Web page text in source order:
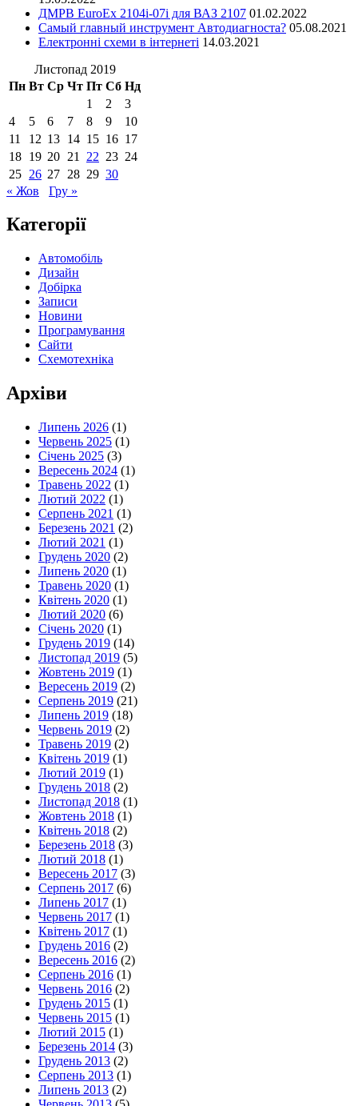
ДМРВ EuroEx 2104i-07i для ВАЗ 2107 01.02.2022
Самый главный инструмент Автодиагноста? 05.08.2021
Електронні схеми в інтернеті 14.03.2021
Листопад 2019
Пн Вт Ср Чт Пт Сб Нд
1
2
3
4
5 6 7 8 9
10
11
12 13 14 15 16 17
18 19 20 21 22 23 24
25 26 27 28 29 30
« Жов
Гру »
Категорії
Автомобіль
Дизайн
Добірка
Записи
Новини
Програмування
Сайти
Схемотехніка
Архіви
Липень 2026 (1)
Червень 2025 (1)
Січень 2025 (3)
Вересень 2024 (1)
Травень 2022 (1)
Лютий 2022 (1)
Серпень 2021 (1)
Березень 2021 (2)
Лютий 2021 (1)
Грудень 2020 (2)
Липень 2020 (1)
Травень 2020 (1)
Квітень 2020 (1)
Лютий 2020 (6)
Січень 2020 (1)
Грудень 2019 (14)
Листопад 2019 (5)
Жовтень 2019 (1)
Вересень 2019 (2)
Серпень 2019 (21)
Липень 2019 (18)
Червень 2019 (2)
Травень 2019 (2)
Квітень 2019 (1)
Лютий 2019 (1)
Грудень 2018 (2)
Листопад 2018 (1)
Жовтень 2018 (1)
Квітень 2018 (2)
Березень 2018 (3)
Лютий 2018 (1)
Вересень 2017 (3)
Серпень 2017 (6)
Липень 2017 (1)
Червень 2017 (1)
Квітень 2017 (1)
Грудень 2016 (2)
Вересень 2016 (2)
Серпень 2016 (1)
Червень 2016 (2)
Грудень 2015 (1)
Червень 2015 (1)
Лютий 2015 (1)
Березень 2014 (3)
Грудень 2013 (2)
Серпень 2013 (1)
Липень 2013 (2)